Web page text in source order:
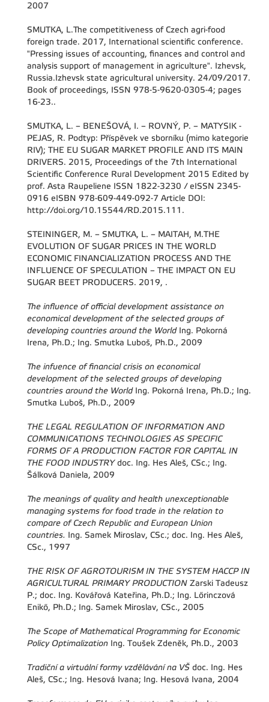
2007
SMUTKA, L.The competitiveness of Czech agri-food
foreign trade. 2017, International scientific conference.
"Pressing issues of accounting, finances and control and
analysis support of management in agriculture". Izhevsk,
Russia.Izhevsk state agricultural university. 24/09/2017.
Book of proceedings, ISSN 978-5-9620-0305-4; pages
16-23..
SMUTKA, L. – BENEŠOVÁ, I. – ROVNÝ, P. – MATYSIK -
PEJAS, R. Podtyp: Příspěvek ve sborníku (mimo kategorie
RIV); THE EU SUGAR MARKET PROFILE AND ITS MAIN
DRIVERS. 2015, Proceedings of the 7th International
Scientific Conference Rural Development 2015 Edited by
prof. Asta Raupeliene ISSN 1822-3230 / eISSN 2345-
0916 eISBN 978-609-449-092-7 Article DOI:
http://doi.org/10.15544/RD.2015.111.
STEININGER, M. – SMUTKA, L. – MAITAH, M.THE
EVOLUTION OF SUGAR PRICES IN THE WORLD
ECONOMIC FINANCIALIZATION PROCESS AND THE
INFLUENCE OF SPECULATION – THE IMPACT ON EU
SUGAR BEET PRODUCERS. 2019, .
The influence of official development assistance on
economical development of the selected groups of
developing countries around the WorldIng. Pokorná
Irena, Ph.D.; Ing. Smutka Luboš, Ph.D., 2009
The infuence of financial crisis on economical
development of the selected groups of developing
countries around the WorldIng. Pokorná Irena, Ph.D.; Ing.
Smutka Luboš, Ph.D., 2009
THE LEGAL REGULATION OF INFORMATION AND
COMMUNICATIONS TECHNOLOGIES AS SPECIFIC
FORMS OF A PRODUCTION FACTOR FOR CAPITAL IN
THE FOOD INDUSTRYdoc. Ing. Hes Aleš, CSc.; Ing.
Šálková Daniela, 2009
The meanings of quality and health unexceptionable
managing systems for food trade in the relation to
compare of Czech Republic and European Union
countries. Ing. Samek Miroslav, CSc.; doc. Ing. Hes Aleš,
CSc., 1997
THE RISK OF AGROTOURISM IN THE SYSTEM HACCP IN
AGRICULTURAL PRIMARY PRODUCTION Zarski Tadeusz
P.; doc. Ing. Kovářová Kateřina, Ph.D.; Ing. Lőrinczová
Enikő, Ph.D.; Ing. Samek Miroslav, CSc., 2005
The Scope of Mathematical Programming for Economic
Policy Optimalization Ing. Toušek Zdeněk, Ph.D., 2003
Tradiční a virtuální formy vzdělávání na VŠ doc. Ing. Hes
Aleš, CSc.; Ing. Hesová Ivana; Ing. Hesová Ivana, 2004